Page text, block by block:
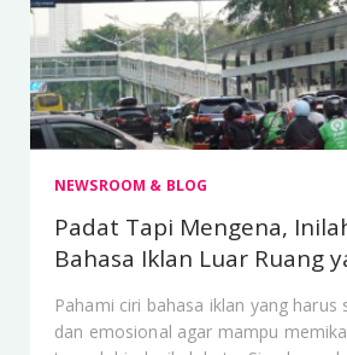
NEWSROOM & BLOG
Padat Tapi Mengena,
Bahasa Iklan Luar Ruang
Pahami ciri bahasa iklan yang harus
dan emosional agar mampu